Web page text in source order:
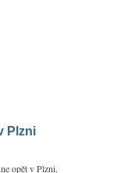
Plzni
opět v Plzni.